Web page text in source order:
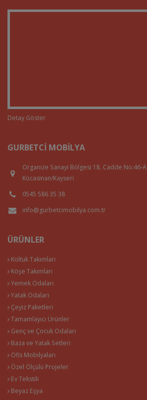
Detay Göster
GURBETCI MOBILYA
Organize Sanayi Bölgesi 18. Cadde No:46-A
Kocasinan/Kayseri
0545 586 35 38
info@gurbetcimobilya.com.tr
ÜRÜNLER
Koltuk Takımları
Köşe Takımları
Yemek Odaları
Yatak Odaları
Çeyiz Paketleri
Tamamlayıcı Ürünler
Genç ve Çocuk Odaları
Baza ve Yatak Setleri
Ofis Mobilyaları
Özel Ölçülü Projeler
Ev Tekstili
Beyaz Eşya